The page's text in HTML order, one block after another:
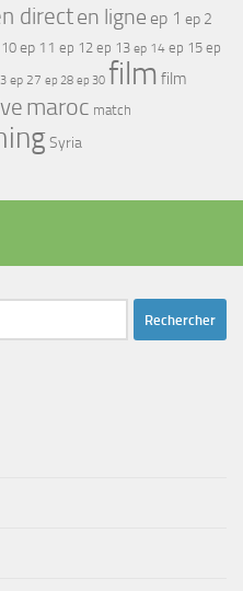
directen ligne ep 1 ep 2
ep 11 ep 12 ep 13 ep 14 ep 15 ep
ep 27 ep 28 ep 30 film film
maroc match
Syria